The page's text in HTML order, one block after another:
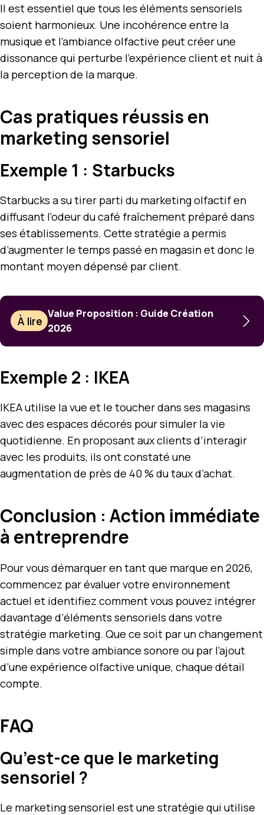
Il est essentiel que tous les éléments sensoriels
soient harmonieux. Une incohérence entre la
musique et l’ambiance olfactive peut créer une
dissonance qui perturbe l’expérience client et nuit à
la perception de la marque.
Cas pratiques réussis en
marketing sensoriel
Exemple 1 : Starbucks
Starbucks a su tirer parti du marketing olfactif en
diffusant l’odeur du café fraîchement préparé dans
ses établissements. Cette stratégie a permis
d’augmenter le temps passé en magasin et donc le
montant moyen dépensé par client.
À lire
Value Proposition : Guide Création
2026
Exemple 2 : IKEA
IKEA utilise la vue et le toucher dans ses magasins
avec des espaces décorés pour simuler la vie
quotidienne. En proposant aux clients d’interagir
avec les produits, ils ont constaté une
augmentation de près de 40 % du taux d’achat.
Conclusion : Action immédiate
à entreprendre
Pour vous démarquer en tant que marque en 2026,
commencez par évaluer votre environnement
actuel et identifiez comment vous pouvez intégrer
davantage d’éléments sensoriels dans votre
stratégie marketing. Que ce soit par un changement
simple dans votre ambiance sonore ou par l’ajout
d’une expérience olfactive unique, chaque détail
compte.
FAQ
Qu’est-ce que le marketing
sensoriel ?
Le marketing sensoriel est une stratégie qui utilise